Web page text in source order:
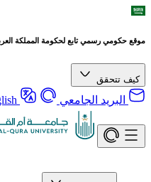
موقع حكومي رسمي تابع لحكومة المملكة
كيف تتحقق
البريد الجامعي